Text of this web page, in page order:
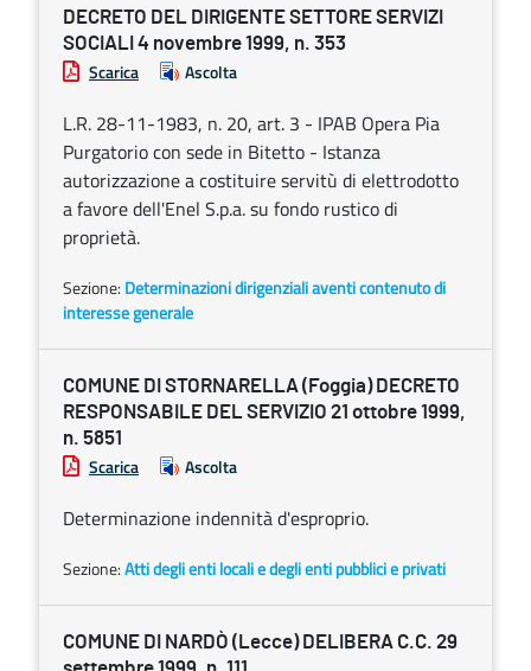
DECRETO DEL DIRIGENTE SETTORE SERVIZI
SOCIALI 4 novembre 1999, n. 353
Scarica Ascolta
L.R. 28-11-1983, n. 20, art. 3 - IPAB Opera Pia
Purgatorio con sede in Bitetto - Istanza
autorizzazione a costituire servitù di elettrodotto
a favore dell'Enel S.p.a. su fondo rustico di
proprietà.
Sezione: Determinazioni dirigenziali aventi contenuto di
interesse generale
COMUNE DI STORNARELLA (Foggia) DECRETO
RESPONSABILE DEL SERVIZIO 21 ottobre 1999,
n. 5851
Scarica Ascolta
Determinazione indennità d'esproprio.
Sezione:Atti degli enti locali e degli enti pubblici e privati
COMUNE DI NARDÒ (Lecce) DELIBERA C.C. 29